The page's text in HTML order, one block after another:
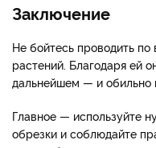
Заключение
Не бойтесь проводить
растений. Благодаря ей
дальнейшем — и обильно
Главное — используйте
обрезки и соблюдайте